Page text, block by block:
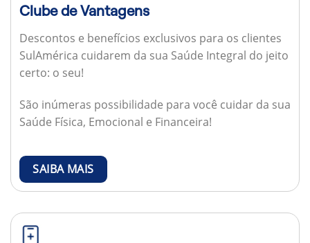
Clube de Vantagens
Descontos e benefícios exclusivos para os clientes
SulAmérica cuidarem da sua Saúde Integral do jeito
certo: o seu!
São inúmeras possibilidade para você cuidar da sua
Saúde Física, Emocional e Financeira!
SAIBA MAIS